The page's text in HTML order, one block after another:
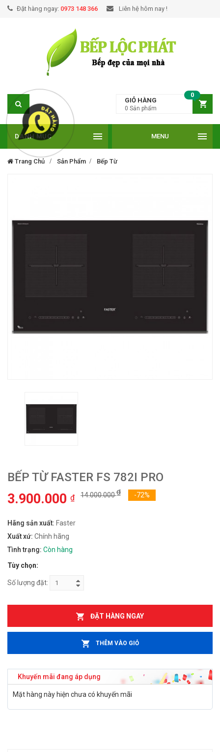
Đặt hàng ngay: 0973 148 366 Liên hệ hôm nay !
GIỎ HÀNG
0
0 Sản phẩm
DANH MỤC MENU
Trang Chủ Sản Phẩm Bếp Từ
BẾP TỪ FASTER FS 782I PRO
3.900.000 ₫ 14.000.000₫ -72%
Hãng sản xuất: Faster
Xuất xứ: Chính hãng
Tình trạng: Còn hàng
Tùy chọn:
Số lượng đặt:
ĐẶT HÀNG NGAY
THÊM VÀO GIỎ
Khuyến mãi đang áp dụng
Mặt hàng này hiện chưa có khuyến mãi